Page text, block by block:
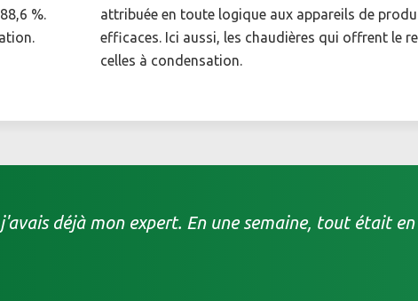
%.
attribuée en toute logique aux appareils de
efficaces. Ici aussi, les chaudières qui offrent le
celles à condensation.
déjà mon expert. En une semaine, tout était